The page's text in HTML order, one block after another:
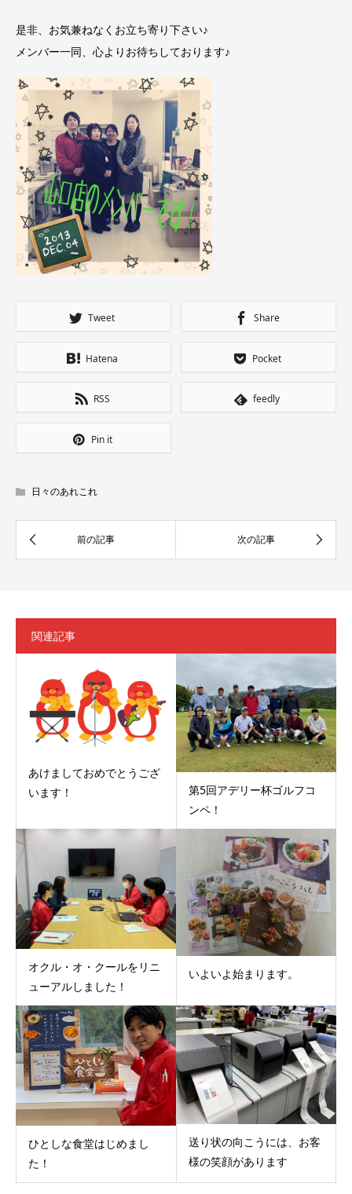
是非、お気兼ねなくお立ち寄り下さい♪
メンバー一同、心よりお待ちしております♪
Tweet Share
Hatena Pocket
RSS feedly
Pin it
日々のあれこれ
関連記事
あけましておめでとうござ
います！
第5回アデリー杯ゴルフコ
ンペ！
オクル・オ・クールをリニ
ューアルしました！
いよいよ始まります。
ひとしな食堂はじめまし
た！
送り状の向こうには、お客
様の笑顔があります